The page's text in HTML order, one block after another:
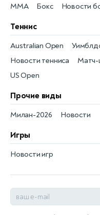
Новости
MMA Бокс
Теннис
Новости тенниса
Australian Open
Матч-
US Open
Прочие виды
Новости
Милан-2026
Игры
Новости игр